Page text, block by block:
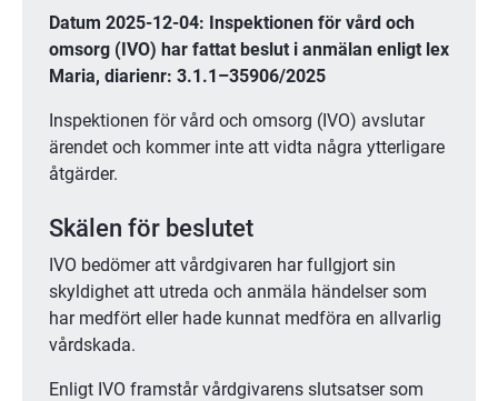
Datum 2025-12-04: Inspektionen för vård och
omsorg (IVO) har fattat beslut i anmälan enligt lex
Maria, diarienr: 3.1.1–35906/2025
Inspektionen för vård och omsorg (IVO) avslutar
ärendet och kommer inte att vidta några ytterligare
åtgärder.
Skälen för beslutet
IVO bedömer att vårdgivaren har fullgjort sin
skyldighet att utreda och anmäla händelser som
har medfört eller hade kunnat medföra en allvarlig
vårdskada.
Enligt IVO framstår vårdgivarens slutsatser som